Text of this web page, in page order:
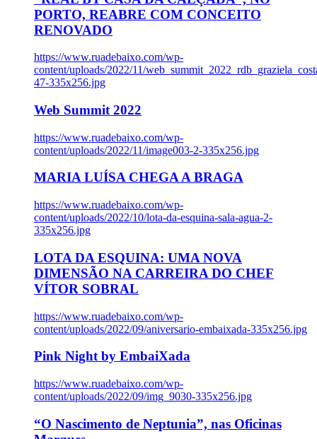
PORTO, REABRE COM CONCEITO
RENOVADO
https://www.ruadebaixo.com/wp-
content/uploads/2022/11/
47-335x256.jpg
Web Summit 2022
https://www.ruadebaixo.com/wp-
content/uploads/2022/11/image003-2-335x256.jpg
MARIA LUÍSA CHEGA A BRAGA
https://www.ruadebaixo.com/wp-
content/uploads/2022/10/lota-da-esquina-sala-agua-2-
335x256.jpg
LOTA DA ESQUINA: UMA NOVA
DIMENSÃO NA CARREIRA DO CHEF
VÍTOR SOBRAL
https://www.ruadebaixo.com/wp-
content/uploads/2022/09/aniversario-embaixada-335x256.jpg
Pink Night by EmbaiXada
https://www.ruadebaixo.com/wp-
content/uploads/2022/09/img_9030-335x256.jpg
“O Nascimento de Neptunia”, nas Oficinas